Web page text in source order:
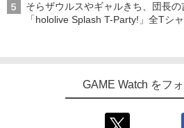
そらザウルスやギャルきち、団長の
「hololive Splash T-Party!」全Tシ
GAME Watch をフ